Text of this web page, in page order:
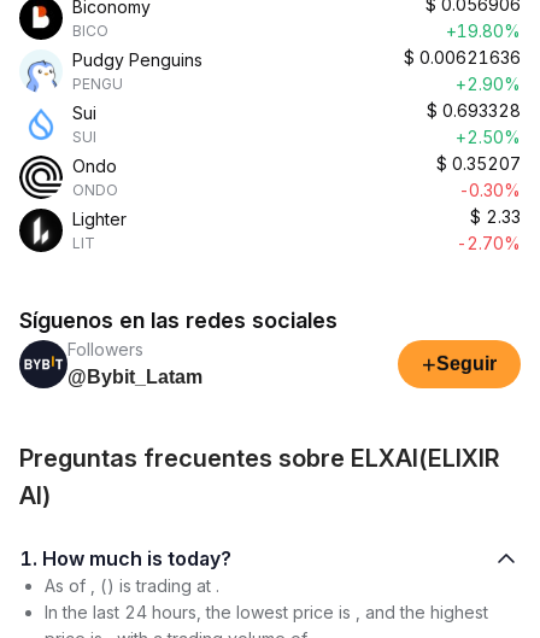
Biconomy
BICO
$ 0.056906
+19.80%
Pudgy Penguins
PENGU
$ 0.00621636
+2.90%
Sui
SUI
$ 0.693328
+2.50%
Ondo
ONDO
$ 0.35207
-0.30%
Lighter
LIT
$ 2.33
-2.70%
Síguenos en las redes sociales
Followers
@Bybit_Latam
+Seguir
Preguntas frecuentes sobre ELXAI(ELIXIR
AI)
1. How much is today?
As of , () is trading at .
In the last 24 hours, the lowest price is , and the highest